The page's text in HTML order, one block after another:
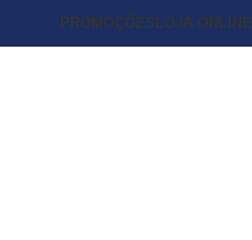
PROMOÇÕES LOJA ONLINE